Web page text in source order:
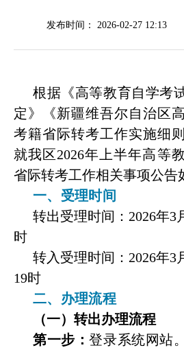
发布时间： 2026-02-27 12:13
根据《高等教育自学考
定》《新疆维吾尔自治区
考籍省际转考工作实施细
就我区2026年上半年高等
省际转考工作相关事项公告
一、受理时间
转出受理时间： 2026年3
时
转入受理时间： 2026年3
19时
二、办理流程
（一）转出办理流程
第一步：登录系统网站